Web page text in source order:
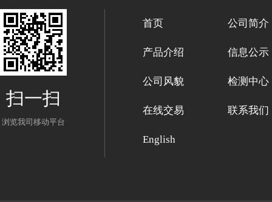
扫一扫
浏览我司移动平台
首页 公司简介
产品介绍 信息公示
公司风貌 检测中心
在线交易 联系我们
English